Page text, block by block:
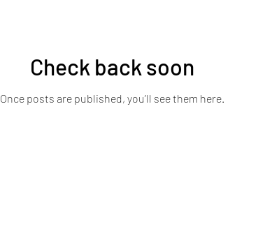
Check back soon
Once posts are published, you’ll see them here.